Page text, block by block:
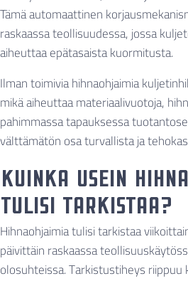
Tämä automaattinen
raskaassa teollisuudessa, jossa
aiheuttaa epätasaista kuormitusta.
Ilman toimivia hihnaohjaimia
mikä aiheuttaa materiaalivuotoja,
pahimmassa tapauksessa
välttämätön osa turvallista ja
Kuinka usein
tulisi tarkistaa?
Hihnaohjaimia tulisi tarkistaa
päivittäin raskaassa
olosuhteissa. Tarkistustiheys